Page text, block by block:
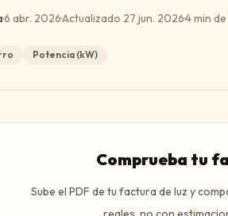
·6 abr. 2026·Actualizado 27 jun. 2026·4min
Potencia (kW)
Comprueba tu
Sube el PDF de tu factura de luz y